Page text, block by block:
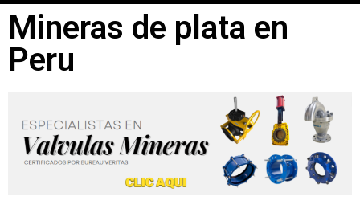
Mineras de plata en
Peru